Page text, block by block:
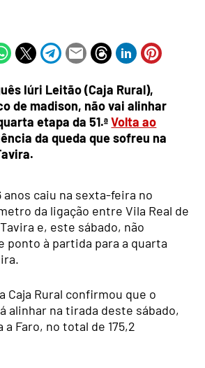
Iúri Leitão (Caja Rural),
de madison, não vai alinhar
etapa da 51.ªVolta ao
da queda que sofreu na
anos caiu na sexta-feira no
da ligação entre Vila Real de
e, este sábado, não
ponto à partida para a quarta
Caja Rural confirmou que o
alinhar na tirada deste sábado,
Faro, no total de 175,2